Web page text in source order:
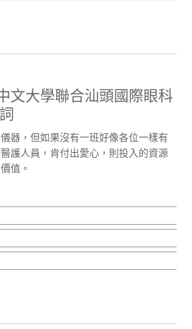
文大學聯合汕頭國際眼科
器，但如果沒有一班好像各位一樣有
護人員，肯付出愛心，則投入的資源
值。